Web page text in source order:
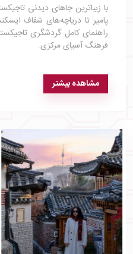
با زیباترین جاهای دیدنی
پامیر تا دریاچه‌های شفاف
راهنمای کامل گردشگری
فرهنگ آسیای مرکزی.
مشاهده بیشتر